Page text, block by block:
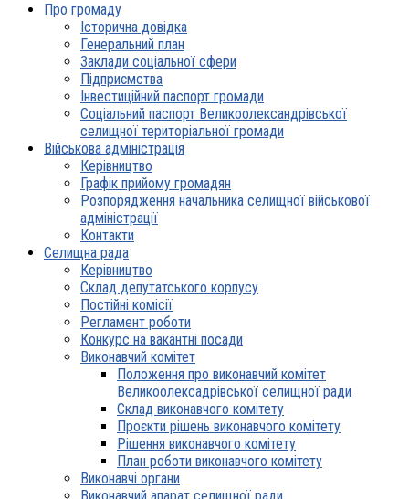
Про громаду
Історична довідка
Генеральний план
Заклади соціальної сфери
Підприємства
Інвестиційний паспорт громади
Соціальний паспорт Великоолександрівської
селищної територіальної громади
Військова адміністрація
Керівництво
Графік прийому громадян
Розпорядження начальника селищної військової
адміністрації
Контакти
Селищна рада
Керівництво
Склад депутатського корпусу
Постійні комісії
Регламент роботи
Конкурс на вакантні посади
Виконавчий комітет
Положення про виконавчий комітет
Великоолексадрівської селищної ради
Склад виконавчого комітету
Проєкти рішень виконавчого комітету
Рішення виконавчого комітету
План роботи виконавчого комітету
Виконавчі органи